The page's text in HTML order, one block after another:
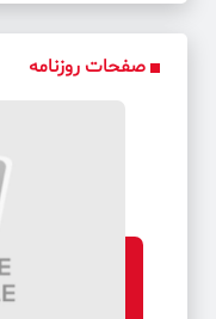
صفحات روزنامه